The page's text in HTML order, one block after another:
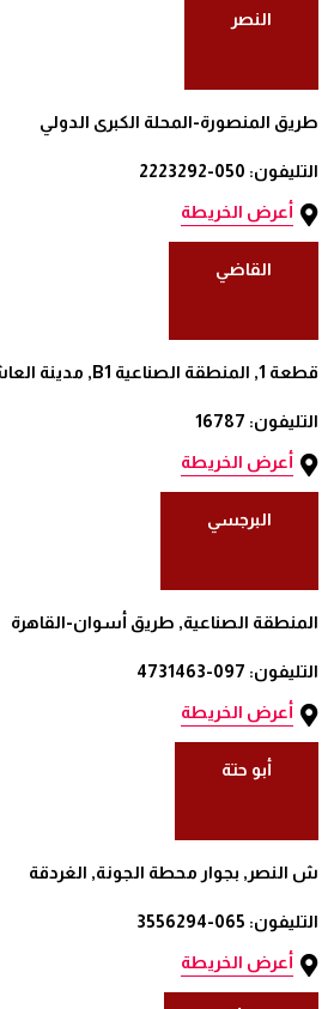
النصر
طريق المنصورة-المحلة الكبرى الدولي
التليفون: 050-2223292
أعرض الخريطة
القاضي
قطعة 1, المنطقة الصناعية B1, مدينة العاشر من رمضان
التليفون: 16787
أعرض الخريطة
البرجسي
المنطقة الصناعية, طريق أسوان-القاهرة
التليفون: 097-4731463
أعرض الخريطة
أبو حتة
ش النصر, بجوار محطة الجونة, الغردقة
التليفون: 065-3556294
أعرض الخريطة